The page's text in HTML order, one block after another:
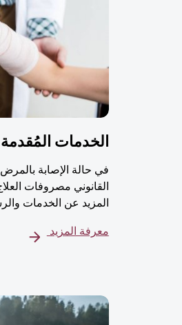
الخدمات
في حالة الإصابة
القانوني مصروفات
المزيد عن الخدمات
معرفة المزيد